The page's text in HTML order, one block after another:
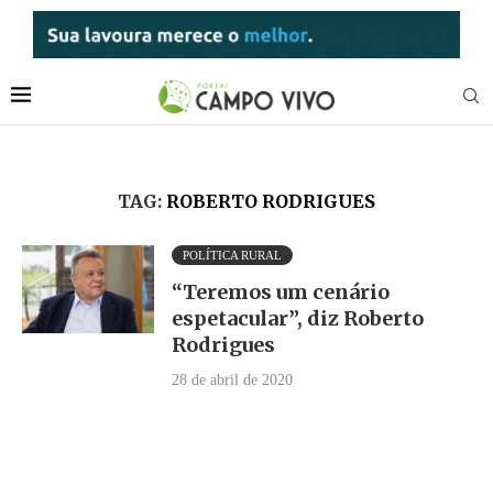
TAG: ROBERTO RODRIGUES
POLÍTICA RURAL
“Teremos um cenário
espetacular”, diz Roberto
Rodrigues
28 de abril de 2020